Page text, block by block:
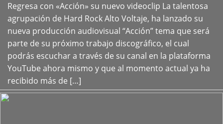
Regresa con «Acción» su nuevo videoclip La talentosa
agrupación de Hard Rock Alto Voltaje, ha lanzado su
nueva producción audiovisual “Acción” tema que será
parte de su próximo trabajo discográfico, el cual
podrás escuchar a través de su canal en la plataforma
YouTube ahora mismo y que al momento actual ya ha
recibido más de […]
+